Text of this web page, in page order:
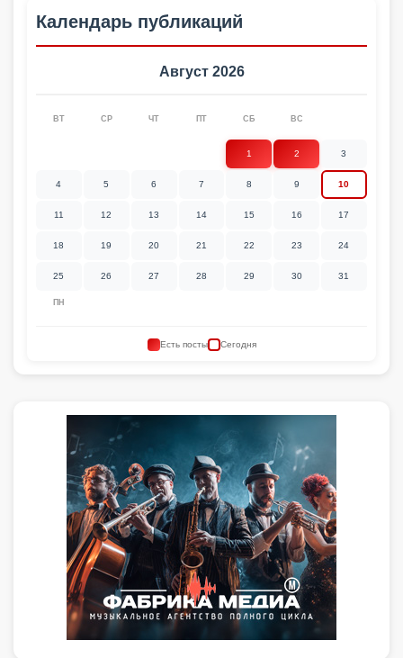
Календарь публикаций
Август 2026
ПН
ВТ СР ЧТ ПТ СБ ВС
1 2 3
4 5 6 7 8 9 10
11 12 13 14 15 16 17
18 19 20 21 22 23 24
25 26 27 28 29 30 31
Есть посты Сегодня